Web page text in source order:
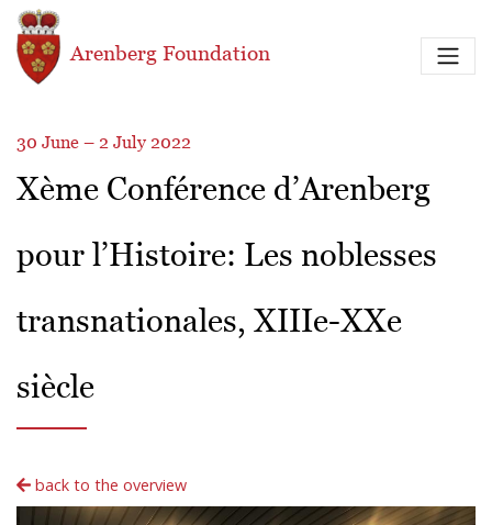
Skip to main content
Arenberg Foundation
30 June – 2 July 2022
Xème Conférence d’Arenberg
pour l’Histoire: Les noblesses
transnationales, XIIIe-XXe
siècle
back to the overview